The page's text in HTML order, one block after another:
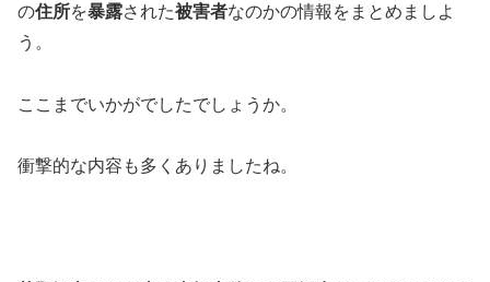
の住所を暴露された被害者なのかの情報をまとめましよ
う。
ここまでいかがでしたでしょうか。
衝撃的な内容も多くありましたね。